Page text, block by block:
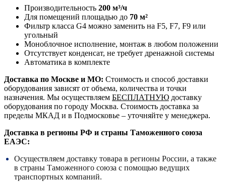
Производительность 200 м³/ч
Для помещений площадью до 70 м²
Фильтр класса G4 можно заменить на F5, F7, F9 или
угольный
Моноблочное исполнение, монтаж в любом положении
Отсутствует конденсат, не требует дренажной системы
Автоматика в комплекте
Доставка по Москве и МО: Стоимость и способ доставки
оборудования зависят от объема, количества и точки
назначения. Мы осуществляем БЕСПЛАТНУЮ доставку
оборудования по городу Москва. Стоимость доставка за
пределы МКАД и в Подмосковье – уточняйте у менеджера.
Доставка в регионы РФ и страны Таможенного союза
ЕАЭС:
Осуществляем доставку товара в регионы России, а также
в страны Таможенного союза с помощью ведущих
транспортных компаний.